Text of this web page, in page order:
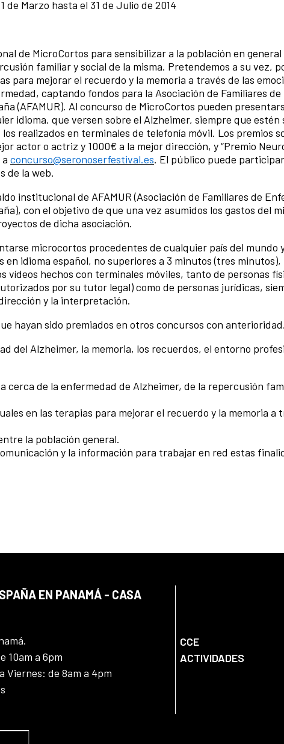
de Marzo hasta el 31 de Julio de 2014
de MicroCortos para sensibilizar a la población en
familiar y social de la misma. Pretendemos a su vez,
para mejorar el recuerdo y la memoria a través de las
captando fondos para la Asociación de Familiares de
(AFAMUR). Al concurso de MicroCortos pueden
idioma, que versen sobre el Alzheimer, siempre que
realizados en terminales de telefonía móvil. Los premios
actor o actriz y 1000€ a la mejor dirección, y “Premio
concurso@seronoserfestival.es. El público puede
de la web.
institucional de AFAMUR (Asociación de Familiares de
con el objetivo de que una vez asumidos los gastos del
de dicha asociación.
microcortos procedentes de cualquier país del mundo
idioma español, no superiores a 3 minutos (tres minutos),
hechos con terminales móviles, tanto de personas
por su tutor legal) como de personas jurídicas,
y la interpretación.
hayan sido premiados en otros concursos con anterioridad.
del Alzheimer, la memoria, los recuerdos, el entorno
cerca de la enfermedad de Alzheimer, de la repercusión
en las terapias para mejorar el recuerdo y la memoria a
la población general.
y la información para trabajar en red estas
EN PANAMÁ - CASA
10am a 6pm
Viernes: de 8am a 4pm
CCE
ACTIVIDADES